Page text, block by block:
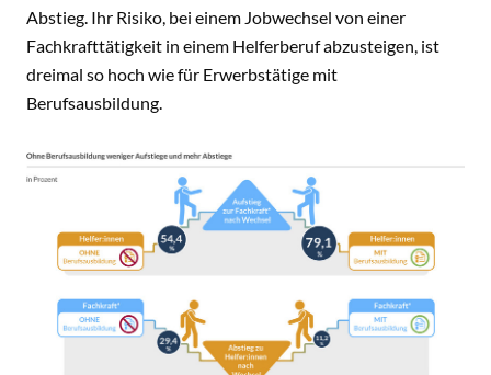
Abstieg. Ihr Risiko, bei einem Jobwechsel von einer
Fachkrafttätigkeit in einem Helferberuf abzusteigen, ist
dreimal so hoch wie für Erwerbstätige mit
Berufsausbildung.